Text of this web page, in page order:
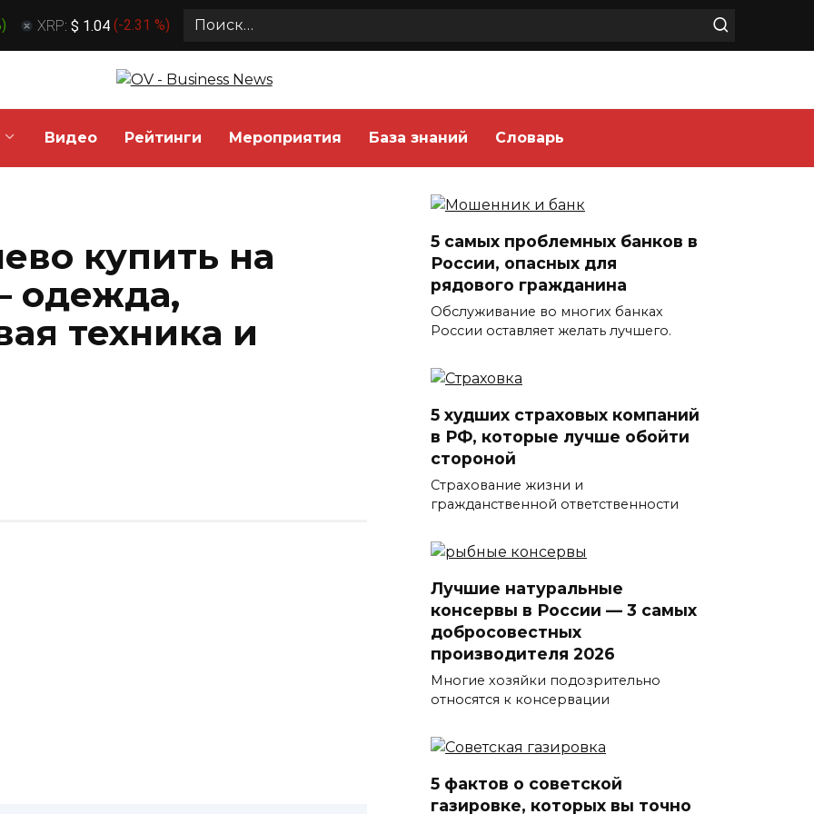
) XRP: $ 1.04 (-2.31 %)
Search
Видео Рейтинги Мероприятия База знаний Словарь
купить на
одежда,
техника и
5 самых проблемных банков в
России, опасных для
рядового гражданина
Обслуживание во многих банках
России оставляет желать лучшего.
5 худших страховых компаний
в РФ, которые лучше обойти
стороной
Страхование жизни и
гражданственной ответственности
Лучшие натуральные
консервы в России — 3 самых
добросовестных
производителя 2026
Многие хозяйки подозрительно
относятся к консервации
5 фактов о советской
газировке, которых вы точно